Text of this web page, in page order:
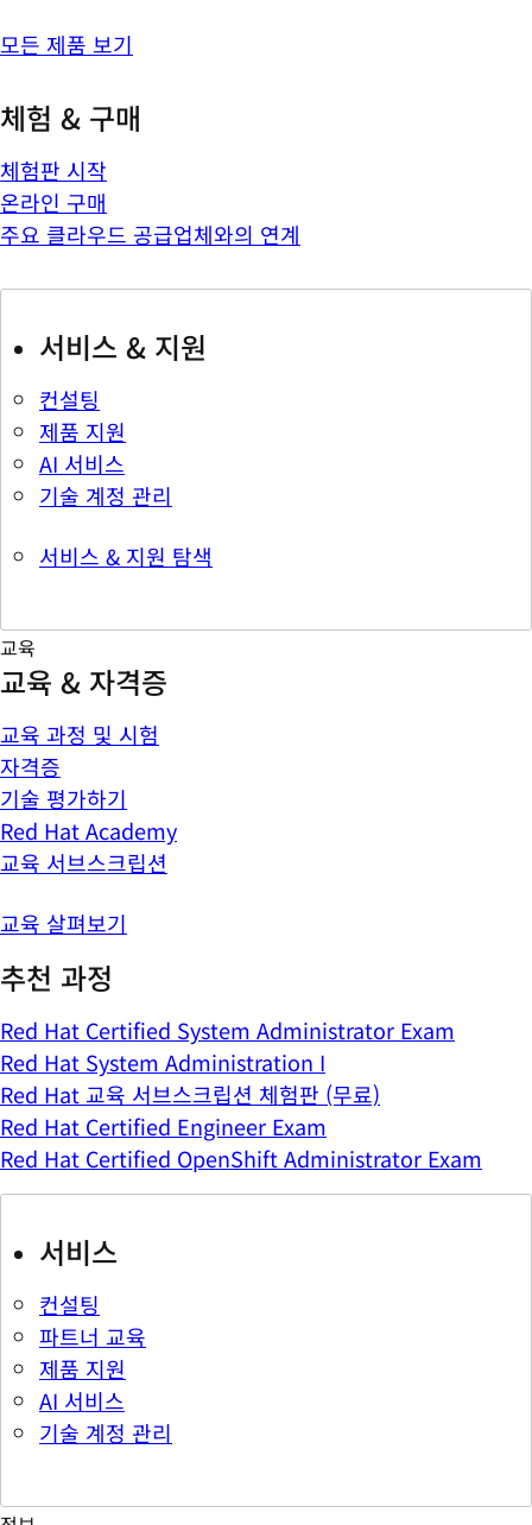
모든 제품 보기
체험 & 구매
체험판 시작
온라인 구매
주요 클라우드 공급업체와의 연계
서비스 & 지원
컨설팅
제품 지원
AI 서비스
기술 계정 관리
서비스 & 지원 탐색
교육
교육 & 자격증
교육 과정 및 시험
자격증
기술 평가하기
Red Hat Academy
교육 서브스크립션
교육 살펴보기
추천 과정
Red Hat Certified System Administrator Exam
Red Hat System Administration I
Red Hat 교육 서브스크립션 체험판 (무료)
Red Hat Certified Engineer Exam
Red Hat Certified OpenShift Administrator Exam
서비스
컨설팅
파트너 교육
제품 지원
AI 서비스
기술 계정 관리